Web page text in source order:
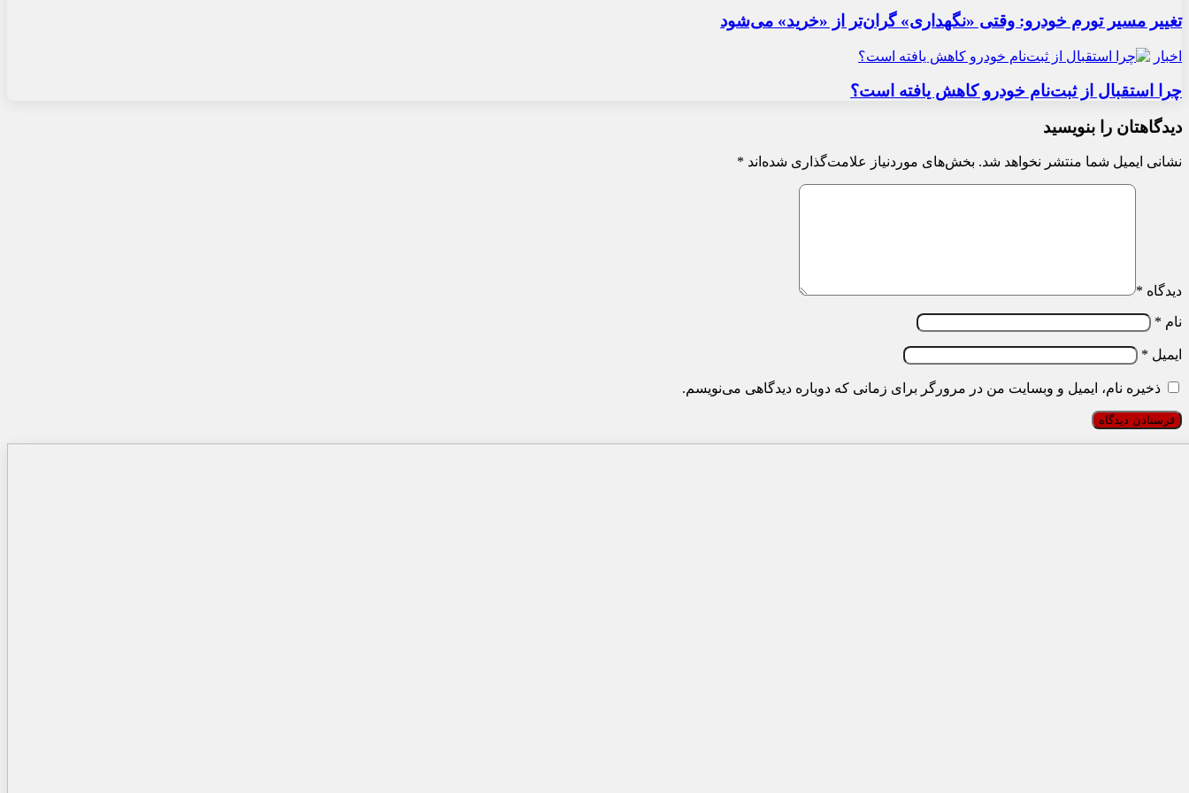
تغییر مسیر تورم خودرو: وقتی «نگهداری» گران‌تر از «خرید» می‌شود
اخبار
چرا استقبال از ثبت‌نام خودرو کاهش یافته است؟
دیدگاهتان را بنویسید
نشانی ایمیل شما منتشر نخواهد شد. بخش‌های موردنیاز علامت‌گذاری شده‌اند *
دیدگاه *
نام *
ایمیل *
ذخیره نام، ایمیل و وبسایت من در مرورگر برای زمانی که دوباره دیدگاهی می‌نویسم.